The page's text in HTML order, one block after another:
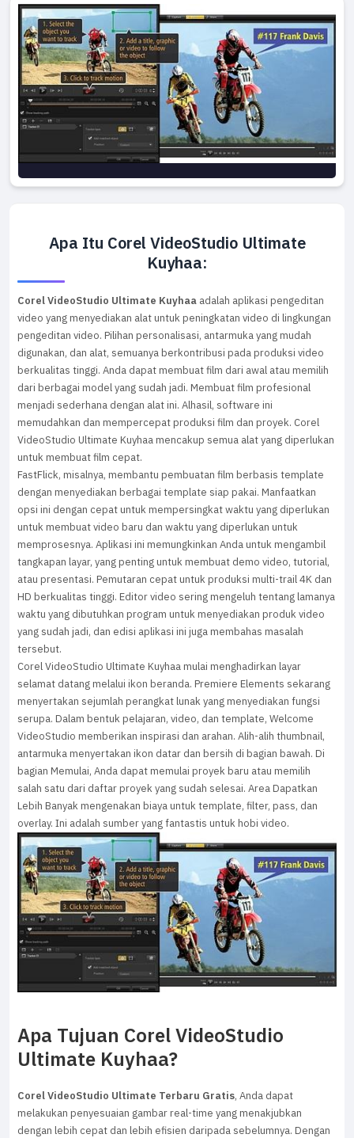
Apa Itu Corel VideoStudio Ultimate
Kuyhaa:
Corel VideoStudio Ultimate Kuyhaa adalah aplikasi pengeditan
video yang menyediakan alat untuk peningkatan video di lingkungan
pengeditan video. Pilihan personalisasi, antarmuka yang mudah
digunakan, dan alat, semuanya berkontribusi pada produksi video
berkualitas tinggi. Anda dapat membuat film dari awal atau memilih
dari berbagai model yang sudah jadi. Membuat film profesional
menjadi sederhana dengan alat ini. Alhasil, software ini
memudahkan dan mempercepat produksi film dan proyek. Corel
VideoStudio Ultimate Kuyhaa mencakup semua alat yang diperlukan
untuk membuat film cepat.
FastFlick, misalnya, membantu pembuatan film berbasis template
dengan menyediakan berbagai template siap pakai. Manfaatkan
opsi ini dengan cepat untuk mempersingkat waktu yang diperlukan
untuk membuat video baru dan waktu yang diperlukan untuk
memprosesnya. Aplikasi ini memungkinkan Anda untuk mengambil
tangkapan layar, yang penting untuk membuat demo video, tutorial,
atau presentasi. Pemutaran cepat untuk produksi multi-trail 4K dan
HD berkualitas tinggi. Editor video sering mengeluh tentang lamanya
waktu yang dibutuhkan program untuk menyediakan produk video
yang sudah jadi, dan edisi aplikasi ini juga membahas masalah
tersebut.
Corel VideoStudio Ultimate Kuyhaa mulai menghadirkan layar
selamat datang melalui ikon beranda. Premiere Elements sekarang
menyertakan sejumlah perangkat lunak yang menyediakan fungsi
serupa. Dalam bentuk pelajaran, video, dan template, Welcome
VideoStudio memberikan inspirasi dan arahan. Alih-alih thumbnail,
antarmuka menyertakan ikon datar dan bersih di bagian bawah. Di
bagian Memulai, Anda dapat memulai proyek baru atau memilih
salah satu dari daftar proyek yang sudah selesai. Area Dapatkan
Lebih Banyak mengenakan biaya untuk template, filter, pass, dan
overlay. Ini adalah sumber yang fantastis untuk hobi video.
Apa Tujuan Corel VideoStudio
Ultimate Kuyhaa?
Corel VideoStudio Ultimate Terbaru Gratis, Anda dapat
melakukan penyesuaian gambar real-time yang menakjubkan
dengan lebih cepat dan lebih efisien daripada sebelumnya. Dengan